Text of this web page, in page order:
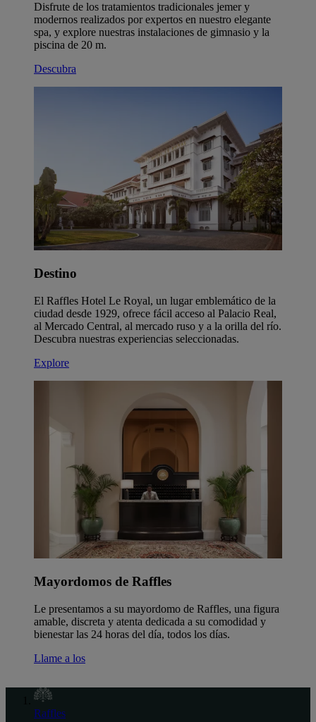
Disfrute de los tratamientos tradicionales jemer y
modernos realizados por expertos en nuestro elegante
spa, y explore nuestras instalaciones de gimnasio y la
piscina de 20 m.
Descubra
Destino
El Raffles Hotel Le Royal, un lugar emblemático de la
ciudad desde 1929, ofrece fácil acceso al Palacio Real,
al Mercado Central, al mercado ruso y a la orilla del río.
Descubra nuestras experiencias seleccionadas.
Explore
Mayordomos de Raffles
Le presentamos a su mayordomo de Raffles, una figura
amable, discreta y atenta dedicada a su comodidad y
bienestar las 24 horas del día, todos los días.
Llame a los
Raffles